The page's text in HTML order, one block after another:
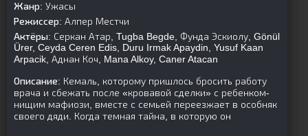
Жанр: Ужасы
Режиссер: Алпер Местчи
Актёры: Серкан Атар, Tugba Begde, Фунда Эскиолу, Gönül
Ürer, Ceyda Ceren Edis, Duru Irmak Apaydin, Yusuf Kaan
Arpacik, Аднан Коч, Mana Alkoy, Caner Atacan
Описание: Кемаль, которому пришлось бросить работу
врача и сбежать после «кровавой сделки» с ребенком-
нищим мафиози, вместе с семьей переезжает в особняк
своего дяди. Когда темная тайна, в которую он